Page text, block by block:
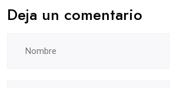
Deja un comentario